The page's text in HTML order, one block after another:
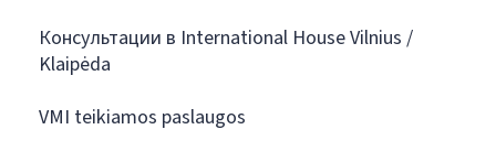
Консультации в International House Vilnius /
Klaipėda
VMI teikiamos paslaugos